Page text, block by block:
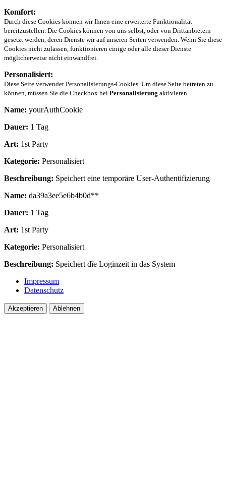
Komfort:
Durch diese Cookies können wir Ihnen eine erweiterte Funktionalität
bereitzustellen. Die Cookies können von uns selbst, oder von Drittanbietern
gesetzt werden, deren Dienste wir auf unseren Seiten verwenden. Wenn Sie diese
Cookies nicht zulassen, funktionieren einige oder alle dieser Dienste
möglicherweise nicht einwandfrei.
Personalisiert:
Diese Seite verwendet Personalisierungs-Cookies. Um diese Seite betreten zu
können, müssen Sie die Checkbox bei Personalisierung aktivieren.
Name: yourAuthCookie
Dauer: 1 Tag
Art: 1st Party
Kategorie: Personalisiert
Beschreibung: Speichert eine temporäre User-Authentifizierung
Name: da39a3ee5e6b4b0d**
Dauer: 1 Tag
Art: 1st Party
Kategorie: Personalisiert
Beschreibung: Speichert dîe Loginzeit in das System
Impressum
Datenschutz
Akzeptieren Ablehnen